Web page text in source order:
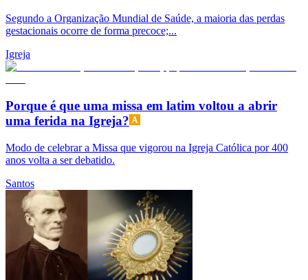
Segundo a Organização Mundial de Saúde, a maioria das perdas
gestacionais ocorre de forma precoce;...
Igreja
Porque é que uma missa em latim voltou a abrir
uma ferida na Igreja?
Modo de celebrar a Missa que vigorou na Igreja Católica por 400
anos volta a ser debatido.
Santos